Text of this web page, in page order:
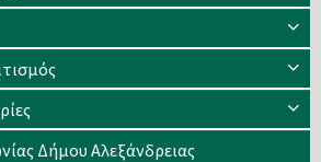
Δήμου Αλεξάνδρειας